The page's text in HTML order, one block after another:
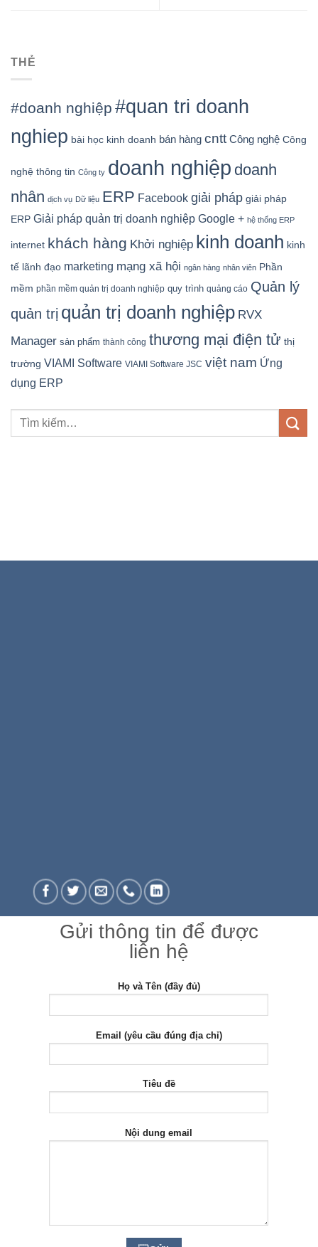
THẺ
#doanh nghiệp #quan tri doanh
nghiep bài học kinh doanh bán hàng cntt Công nghệ Công
nghệ thông tin Công ty doanh nghiệp doanh
nhân dịch vụ Dữ liệu ERP Facebook giải pháp giải pháp
ERP Giải pháp quản trị doanh nghiệp Google + hệ thống ERP
internet khách hàng Khởi nghiệp kinh doanh kinh
tế lãnh đạo marketing mạng xã hội ngân hàng nhân viên Phần
mềm phần mềm quản trị doanh nghiệp quy trình quảng cáo Quản lý
quản trị quản trị doanh nghiệp RVX
Manager sản phẩm thành công thương mại điện tử thị
trường VIAMI Software VIAMI Software JSC việt nam Ứng
dụng ERP
Gửi thông tin để được
liên hệ
Họ và Tên (đầy đủ)
Email (yêu cầu đúng địa chỉ)
Tiêu đề
Nội dung email